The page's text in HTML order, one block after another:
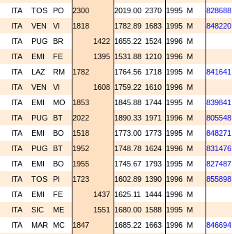
ITA TOS PO 2300 2019.00 2370 1995 M 828688
ITA VEN VI 1818 1782.89 1683 1995 M 848220
ITA PUG BR 1422 1655.22 1524 1996 M
ITA EMI FE 1395 1531.88 1210 1996 M
ITA LAZ RM 1782 1764.56 1718 1995 M 841641
ITA VEN VI 1608 1759.22 1610 1996 M
ITA EMI MO 1853 1845.88 1744 1995 M 839841
ITA PUG BT 2022 1890.33 1971 1996 M 805548
ITA EMI BO 1518 1773.00 1773 1995 M 848271
ITA PUG BT 1952 1748.78 1624 1996 M 831476
ITA EMI BO 1955 1745.67 1793 1995 M 827487
ITA TOS PI 1723 1602.89 1390 1996 M 855898
ITA EMI FE 1437 1625.11 1444 1996 M
ITA SIC ME 1551 1680.00 1588 1995 M
ITA MAR MC 1847 1685.22 1663 1996 M 846694